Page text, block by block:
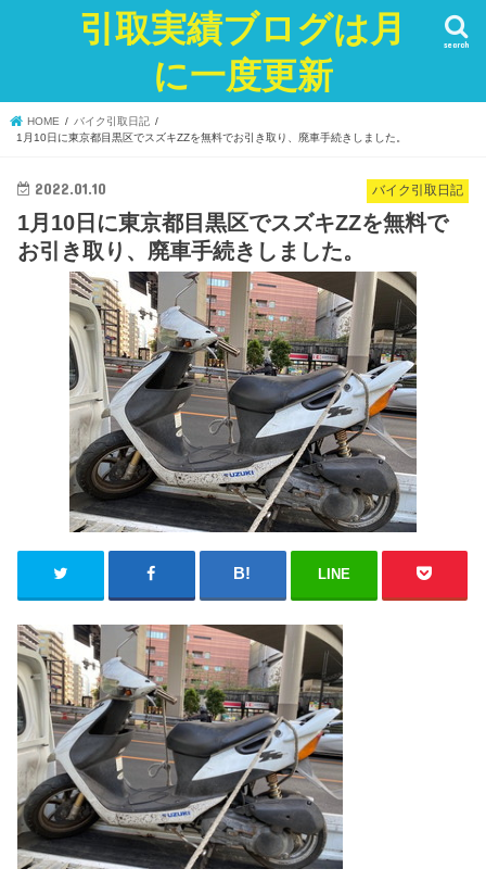
引取実績ブログは月
に一度更新
search
HOME
バイク引取日記
1月10日に東京都目黒区でスズキZZを無料でお引き取り、廃車手続きしました。
バイク引取日記
2022.01.10
1月10日に東京都目黒区でスズキZZを無料で
お引き取り、廃車手続きしました。
LINE